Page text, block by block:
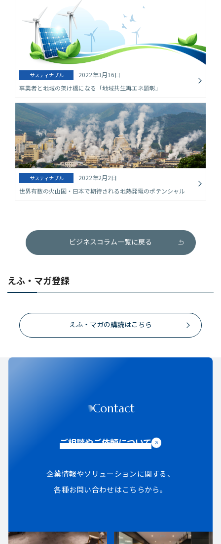
サスティナブル
2022年3月16日
事業者と地域の架け橋になる「地域共生再エネ顕彰」
サスティナブル
2022年2月2日
世界有数の火山国・日本で期待される地熱発電のポテンシャル
ビジネスコラム一覧に戻る
えふ・マガ登録
えふ・マガの購読はこちら
Contact
ご相談やご依頼について
企業情報やソリューションに関する、
各種お問い合わせはこちらから。